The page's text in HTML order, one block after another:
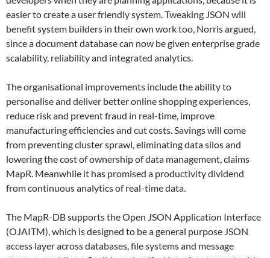
easier to create a user friendly system. Tweaking JSON will
benefit system builders in their own work too, Norris argued,
since a document database can now be given enterprise grade
scalability, reliability and integrated analytics.
The organisational improvements include the ability to
personalise and deliver better online shopping experiences,
reduce risk and prevent fraud in real-time, improve
manufacturing efficiencies and cut costs. Savings will come
from preventing cluster sprawl, eliminating data silos and
lowering the cost of ownership of data management, claims
MapR. Meanwhile it has promised a productivity dividend
from continuous analytics of real-time data.
The MapR-DB supports the Open JSON Application Interface
(OJAITM), which is designed to be a general purpose JSON
access layer across databases, file systems and message